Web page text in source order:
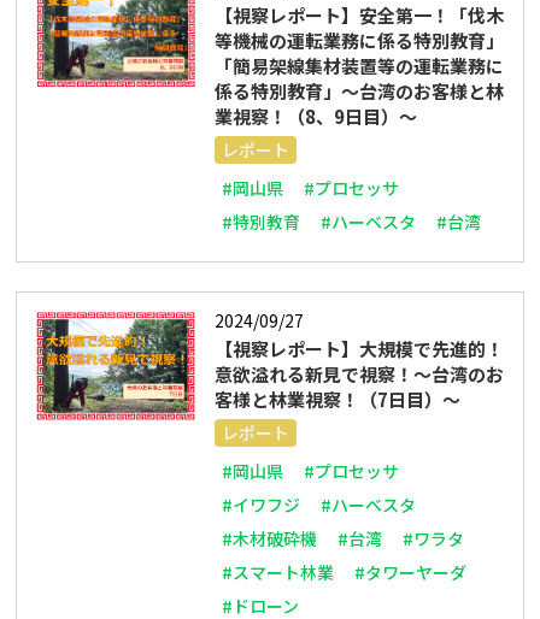
【視察レポート】安全第一！「伐木
等機械の運転業務に係る特別教育」
「簡易架線集材装置等の運転業務に
係る特別教育」～台湾のお客様と林
業視察！（8、9日目）～
レポート
#岡山県
#プロセッサ
#特別教育
#ハーベスタ #台湾
2024/09/27
【視察レポート】大規模で先進的！
意欲溢れる新見で視察！～台湾のお
客様と林業視察！（7日目）～
レポート
#岡山県
#プロセッサ
#イワフジ
#ハーベスタ
#木材破砕機
#台湾
#ワラタ
#スマート林業
#タワーヤーダ
#ドローン